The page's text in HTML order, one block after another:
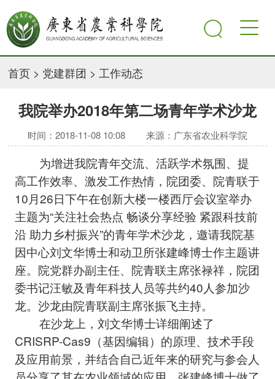
首页 > 党建群团 > 工作动态
我院举办2018年第二场青年学术沙龙
时间：2018-11-08 10:08 来源：广东省农业科学院
为增进我院青年交流、活跃学术氛围、提
高工作效率、激发工作热情，院团委、院青联于
10月26日下午在创新大楼一楼西厅会议室举办
主题为“关注社会热点 畅谈分享经验 紧跟科技前
沿 助力乡村振兴”的青年学术沙龙，邀请我院基
因中心刘文华博士和动卫所张建峰博士作主题讲
座。院党群办副主任、院青联主席张禄祥，院团
委书记汪敏及青年科技人员等共约40人参加沙
龙。沙龙由院青联副主席张振飞主持。
在沙龙上，刘文华博士详细阐述了
CRISRP-Cas9（基因编辑）的原理、技术手段
及应用前景，并结合自己近年来的研究与参会人